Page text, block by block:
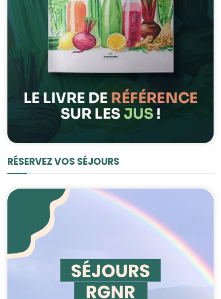
RÉSERVEZ VOS SÉJOURS